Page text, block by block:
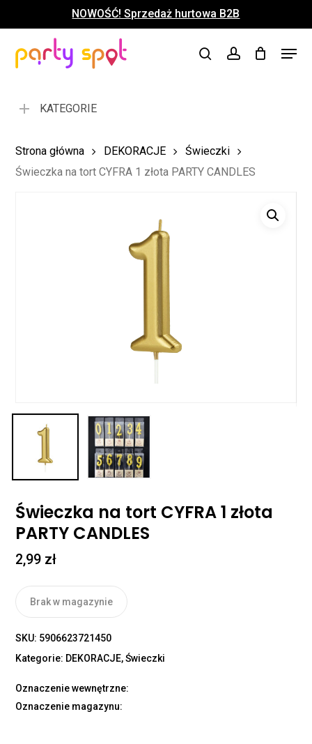
to
content
NOWOŚĆ! Sprzedaż hurtowa B2B
searchaccount
Menu
Koszyk Close
KATEGORIE
Strona główna DEKORACJE
Świeczki
Świeczka na tort CYFRA 1 złota PARTY CANDLES
Świeczka na tort CYFRA 1 złota
PARTY CANDLES
2,99 zł
Brak w magazynie
SKU: 5906623721450
Kategorie: DEKORACJE,Świeczki
Oznaczenie wewnętrzne:
Oznaczenie magazynu:
Menu